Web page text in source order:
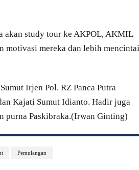
akan study tour ke AKPOL, AKMIL
motivasi mereka dan lebih mencintai
Irjen Pol. RZ Panca Putra
Kajati Sumut Idianto. Hadir juga
purna Paskibraka.(Irwan Ginting)
Pemulangan